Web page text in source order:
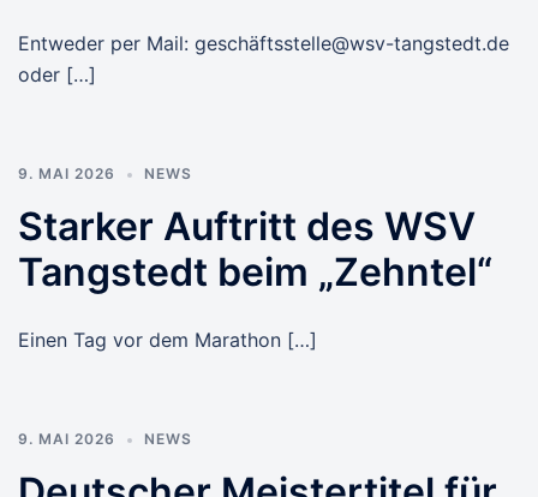
Entweder per Mail: geschäftsstelle@wsv-tangstedt.de
oder […]
9. MAI 2026 NEWS
Starker Auftritt des WSV
Tangstedt beim „Zehntel“
Einen Tag vor dem Marathon […]
9. MAI 2026 NEWS